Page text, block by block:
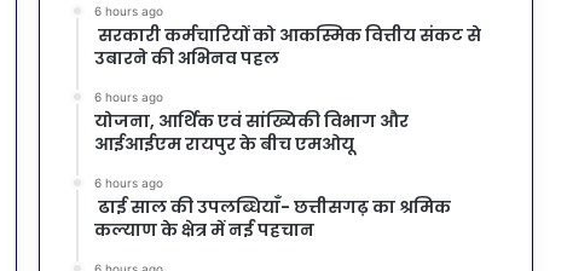
6 hours ago
सरकारी कर्मचारियों को आकस्मिक वित्तीय संकट से
उबारने की अभिनव पहल
6 hours ago
योजना, आर्थिक एवं सांख्यिकी विभाग और
आईआईएम रायपुर के बीच एमओयू
6 hours ago
ढाई साल की उपलब्धियाँ- छत्तीसगढ़ का श्रमिक
कल्याण के क्षेत्र में नई पहचान